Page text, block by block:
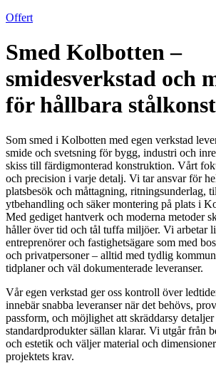
Offert
Smed Kolbotten –
smidesverkstad och
för hållbara
Som smed i Kolbotten med egen verkstad
smide och svetsning för bygg, industri och
skiss till färdigmonterad konstruktion. Vårt
och precision i varje detalj. Vi tar ansvar för
platsbesök och måttagning, ritningsunderlag,
ytbehandling och säker montering på plats i
Med gediget hantverk och moderna metoder
håller över tid och tål tuffa miljöer. Vi arbetar
entreprenörer och fastighetsägare som med
och privatpersoner – alltid med tydlig
tidplaner och väl dokumenterade leveranser.
Vår egen verkstad ger oss kontroll över
innebär snabba leveranser när det behövs,
passform, och möjlighet att skräddarsy detaljer
standardprodukter sällan klarar. Vi utgår från
och estetik och väljer material och
projektets krav.